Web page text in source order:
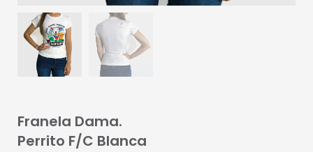
Franela Dama.
Perrito F/C Blanca